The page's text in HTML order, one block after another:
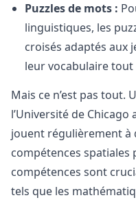
Puzzles de mots :
linguistiques, les
croisés adaptés aux
leur vocabulaire
Mais ce n’est pas tout.
l’Université de
jouent régulièrement à
compétences spatiales
compétences sont
tels que les